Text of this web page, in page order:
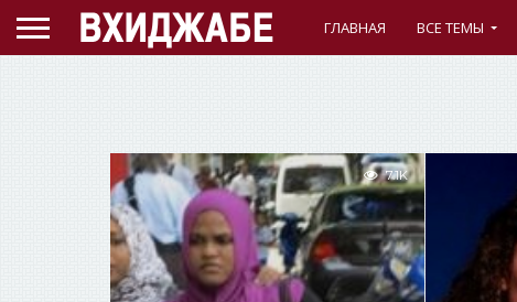
ГЛАВНАЯ ВСЕ ТЕМЫ
7.1K